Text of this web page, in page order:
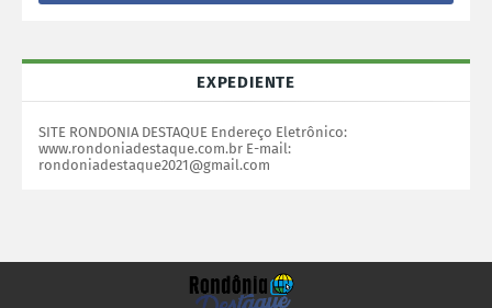
EXPEDIENTE
SITE RONDONIA DESTAQUE Endereço Eletrônico:
www.rondoniadestaque.com.br E-mail:
rondoniadestaque2021@gmail.com